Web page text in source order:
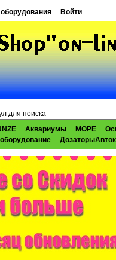
Войти
Аквариумы МОРЕ